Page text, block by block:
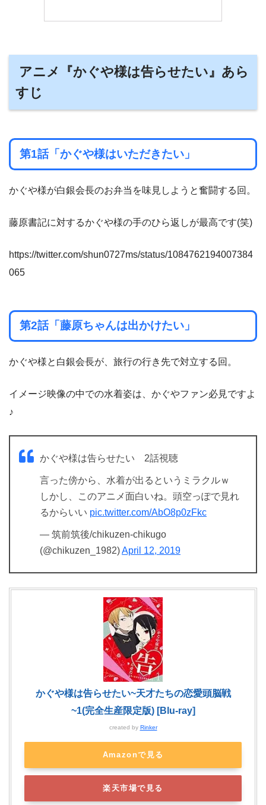
アニメ『かぐや様は告らせたい』あら
すじ
第1話「かぐや様はいただきたい」
かぐや様が白銀会長のお弁当を味見しようと奮闘する回。
藤原書記に対するかぐや様の手のひら返しが最高です(笑)
https://twitter.com/shun0727ms/status/1084762194007384
065
第2話「藤原ちゃんは出かけたい」
かぐや様と白銀会長が、旅行の行き先で対立する回。
イメージ映像の中での水着姿は、かぐやファン必見ですよ
♪
かぐや様は告らせたい 2話視聴
言った傍から、水着が出るというミラクルｗ
しかし、このアニメ面白いね。頭空っぽで見れ
るからいい pic.twitter.com/AbO8p0zFkc
— 筑前筑後/chikuzen-chikugo
(@chikuzen_1982)April 12, 2019
かぐや様は告らせたい~天才たちの恋愛頭脳戦
~1(完全生産限定版) [Blu-ray]
created by Rinker
Amazonで見る
楽天市場で見る